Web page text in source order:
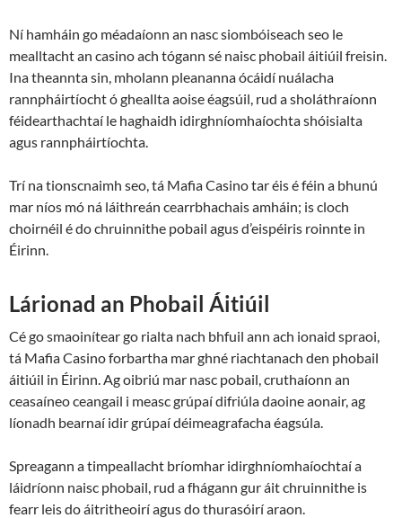
Ní hamháin go méadaíonn an nasc siombóiseach seo le
mealltacht an casino ach tógann sé naisc phobail áitiúil freisin.
Ina theannta sin, mholann pleananna ócáidí nuálacha
rannpháirtíocht ó gheallta aoise éagsúil, rud a sholáthraíonn
féidearthachtaí le haghaidh idirghníomhaíochta shóisialta
agus rannpháirtíochta.
Trí na tionscnaimh seo, tá Mafia Casino tar éis é féin a bhunú
mar níos mó ná láithreán cearrbhachais amháin; is cloch
choirnéil é do chruinnithe pobail agus d’eispéiris roinnte in
Éirinn.
Lárionad an Phobail Áitiúil
Cé go smaoinítear go rialta nach bhfuil ann ach ionaid spraoi,
tá Mafia Casino forbartha mar ghné riachtanach den phobail
áitiúil in Éirinn. Ag oibriú mar nasc pobail, cruthaíonn an
ceasaíneo ceangail i measc grúpaí difriúla daoine aonair, ag
líonadh bearnaí idir grúpaí déimeagrafacha éagsúla.
Spreagann a timpeallacht bríomhar idirghníomhaíochtaí a
láidríonn naisc phobail, rud a fhágann gur áit chruinnithe is
fearr leis do áitritheoirí agus do thurasóirí araon.